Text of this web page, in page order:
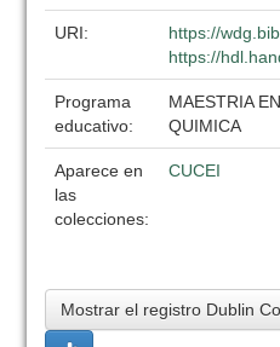
URI:
https://
https://
Programa
educativo:
MAESTRIA
QUIMICA
Aparece en
las
colecciones:
CUCEI
Mostrar el registro Dublin